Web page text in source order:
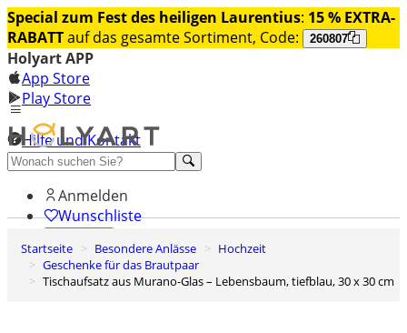
Special zum Fest des heiligen Laurentius: 15 % EXTRA-
RABATTauf das gesamte Sortiment, Code: 260807
Holyart APP
App Store
Play Store
Hilfe und Kontakt
Entdecken Sie Premium
Anmelden
Wunschliste
0
Warenkorb
Startseite Besondere Anlässe
Hochzeit
Geschenke für das Brautpaar
Tischaufsatz aus Murano-Glas – Lebensbaum, tiefblau, 30 x 30 cm